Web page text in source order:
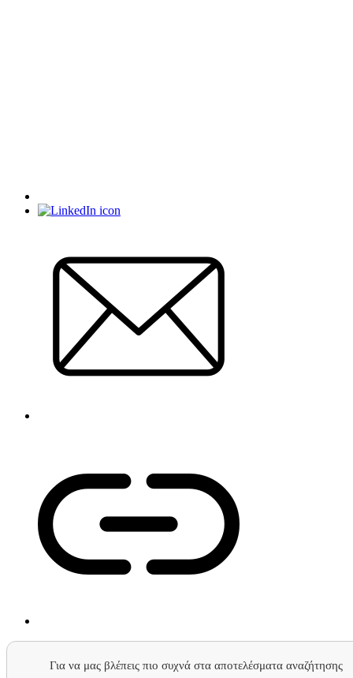
Για να μας βλέπεις πιο συχνά στα αποτελέσματα αναζήτησης